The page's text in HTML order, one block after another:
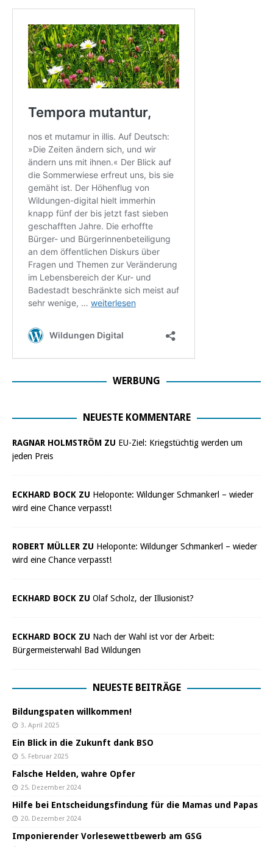
WERBUNG
NEUESTE KOMMENTARE
RAGNAR HOLMSTRÖM ZU EU-Ziel: Kriegstüchtig werden um
jeden Preis
ECKHARD BOCK ZU Heloponte: Wildunger Schmankerl – wieder
wird eine Chance verpasst!
ROBERT MÜLLER ZU Heloponte: Wildunger Schmankerl – wieder
wird eine Chance verpasst!
ECKHARD BOCK ZU Olaf Scholz, der Illusionist?
ECKHARD BOCK ZU Nach der Wahl ist vor der Arbeit:
Bürgermeisterwahl Bad Wildungen
NEUESTE BEITRÄGE
Bildungspaten willkommen!
3. April 2025
Ein Blick in die Zukunft dank BSO
5. Februar 2025
Falsche Helden, wahre Opfer
25. Dezember 2024
Hilfe bei Entscheidungsfindung für die Mamas und Papas
20. Dezember 2024
Imponierender Vorlesewettbewerb am GSG